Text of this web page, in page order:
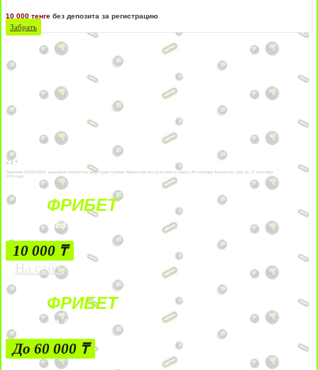
10 000 тенге без депозита за регистрацию
Забрать
21+
Лицензии №24514359, выданной комитетом индустрии туризма Министерства культуры и спорта Республики Казахстан срок до 27 сентября
2034 года.
ФРИБЕТ
БЕЗ УСЛОВИЙ
10 000 ₸
На сайт
ФРИБЕТ
ЗА ДЕПОЗИТЫ
До 60 000 ₸